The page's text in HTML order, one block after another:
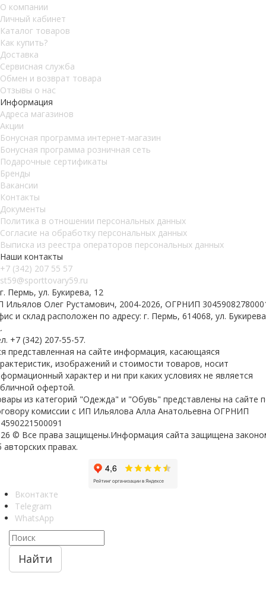
О компании
Личный кабинет
Каталог товаров
Как купить?
Доставка
Сервисная служба
Обмен и возврат товара
Отзывы о нас
Информация
Адреса магазинов
Акции
Бонусная программа интернет-магазин
Бонусная программа розничная сеть
Подарочные сертификаты
Бренды
Вакансии
Контакты
Документы
Политика в отношении персональных данных
Согласие на обработку персональных данных
Выписка из реестра операторов персональных данных
Наши контакты
+7 (342) 207 55 57
st59@sporttovary59.ru
г. Пермь, ул. Букирева, 12
Ильялов Олег Рустамович, 2004-2026, ОГРНИП
и склад расположен по адресу: г. Пермь, 614068, ул.
+7 (342) 207-55-57.
представленная на сайте информация, касающаяся
изображений и стоимости товаров, носит
характер и ни при каких условиях не является
офертой.
из категорий "Одежда" и "Обувь" представлены на сайте
комиссии с ИП Ильялова Алла Анатольевна ОГРНИП
© Все права защищены.Информация сайта защищена
авторских правах.
Вконтакте
Telegram
WhatsApp
Найти